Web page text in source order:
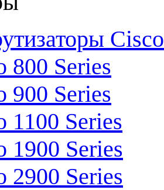
Cisco
800 Series
900 Series
1100 Series
1900 Series
2900 Series